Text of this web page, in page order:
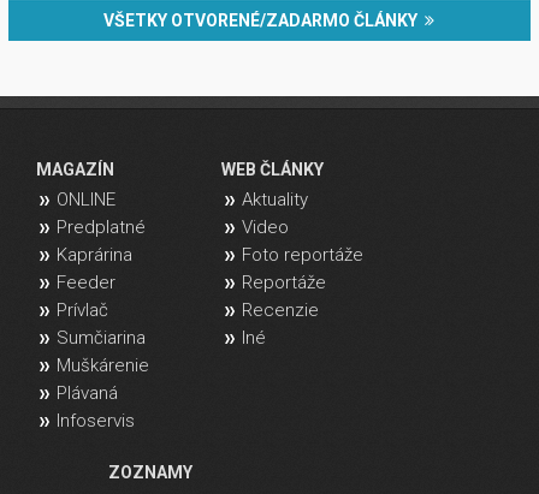
VŠETKY OTVORENÉ/ZADARMO ČLÁNKY
MAGAZÍN
ONLINE
Predplatné
Kaprárina
Feeder
Prívlač
Sumčiarina
Muškárenie
Plávaná
Infoservis
WEB ČLÁNKY
Aktuality
Video
Foto reportáže
Reportáže
Recenzie
Iné
ZOZNAMY